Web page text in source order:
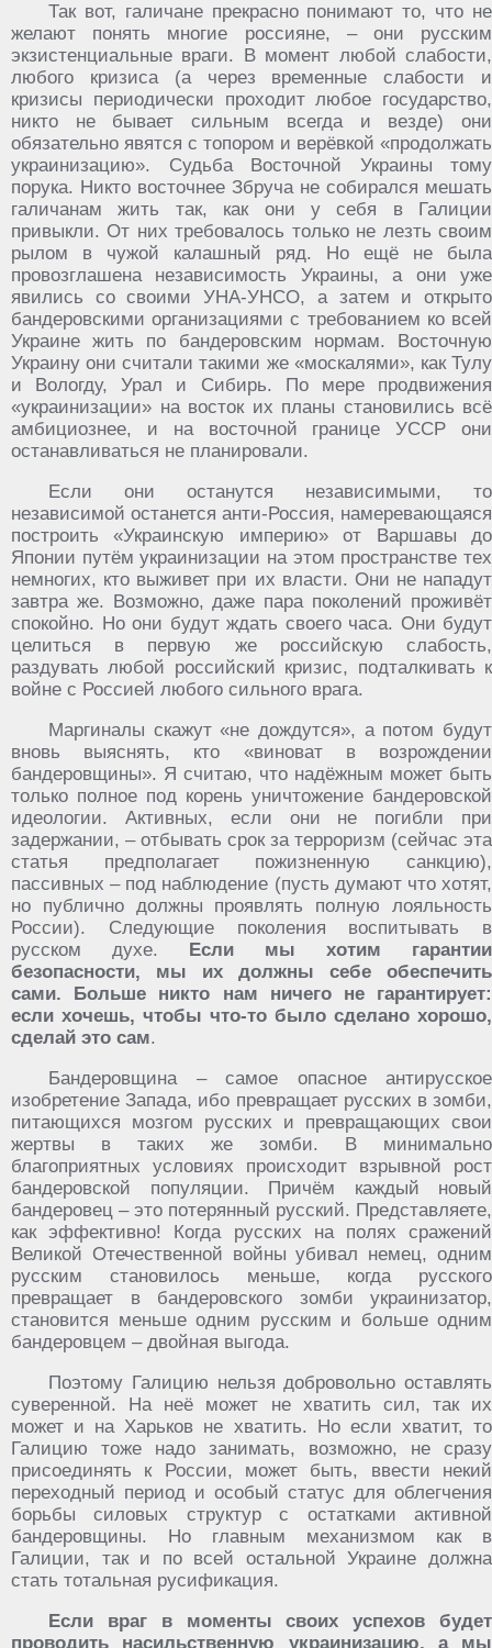
Так вот, галичане прекрасно понимают то, что не
желают понять многие россияне, – они русским
экзистенциальные враги. В момент любой слабости,
любого кризиса (а через временные слабости и
кризисы периодически проходит любое государство,
никто не бывает сильным всегда и везде) они
обязательно явятся с топором и верёвкой «продолжать
украинизацию». Судьба Восточной Украины тому
порука. Никто восточнее Збруча не собирался мешать
галичанам жить так, как они у себя в Галиции
привыкли. От них требовалось только не лезть своим
рылом в чужой калашный ряд. Но ещё не была
провозглашена независимость Украины, а они уже
явились со своими УНА-УНСО, а затем и открыто
бандеровскими организациями с требованием ко всей
Украине жить по бандеровским нормам. Восточную
Украину они считали такими же «москалями», как Тулу
и Вологду, Урал и Сибирь. По мере продвижения
«украинизации» на восток их планы становились всё
амбициознее, и на восточной границе УССР они
останавливаться не планировали.
Если они останутся независимыми, то
независимой останется анти-Россия, намеревающаяся
построить «Украинскую империю» от Варшавы до
Японии путём украинизации на этом пространстве тех
немногих, кто выживет при их власти. Они не нападут
завтра же. Возможно, даже пара поколений проживёт
спокойно. Но они будут ждать своего часа. Они будут
целиться в первую же российскую слабость,
раздувать любой российский кризис, подталкивать к
войне с Россией любого сильного врага.
Маргиналы скажут «не дождутся», а потом будут
вновь выяснять, кто «виноват в возрождении
бандеровщины». Я считаю, что надёжным может быть
только полное под корень уничтожение бандеровской
идеологии. Активных, если они не погибли при
задержании, – отбывать срок за терроризм (сейчас эта
статья предполагает пожизненную санкцию),
пассивных – под наблюдение (пусть думают что хотят,
но публично должны проявлять полную лояльность
России). Следующие поколения воспитывать в
русском духе. Если мы хотим гарантии
безопасности, мы их должны себе обеспечить
сами. Больше никто нам ничего не гарантирует:
если хочешь, чтобы что-то было сделано хорошо,
сделай это сам.
Бандеровщина – самое опасное антирусское
изобретение Запада, ибо превращает русских в зомби,
питающихся мозгом русских и превращающих свои
жертвы в таких же зомби. В минимально
благоприятных условиях происходит взрывной рост
бандеровской популяции. Причём каждый новый
бандеровец – это потерянный русский. Представляете,
как эффективно! Когда русских на полях сражений
Великой Отечественной войны убивал немец, одним
русским становилось меньше, когда русского
превращает в бандеровского зомби украинизатор,
становится меньше одним русским и больше одним
бандеровцем – двойная выгода.
Поэтому Галицию нельзя добровольно оставлять
суверенной. На неё может не хватить сил, так их
может и на Харьков не хватить. Но если хватит, то
Галицию тоже надо занимать, возможно, не сразу
присоединять к России, может быть, ввести некий
переходный период и особый статус для облегчения
борьбы силовых структур с остатками активной
бандеровщины. Но главным механизмом как в
Галиции, так и по всей остальной Украине должна
стать тотальная русификация.
Если враг в моменты своих успехов будет
проводить насильственную украинизацию, а мы